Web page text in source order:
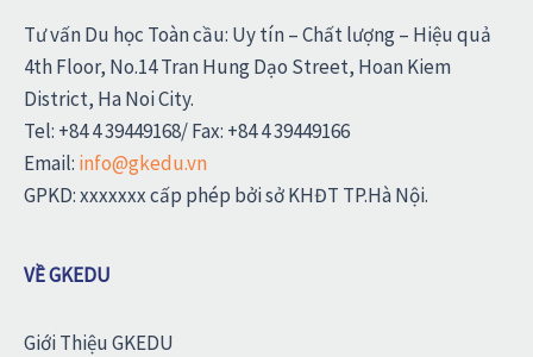
Tư vấn Du học Toàn cầu: Uy tín – Chất lượng – Hiệu quả
4th Floor, No.14 Tran Hung Dạo Street, Hoan Kiem
District, Ha Noi City.
Tel: +84 4 39449168/ Fax: +84 4 39449166
Email: info@gkedu.vn
GPKD: xxxxxxx cấp phép bởi sở KHĐT TP.Hà Nội.
VỀ GKEDU
Giới Thiệu GKEDU